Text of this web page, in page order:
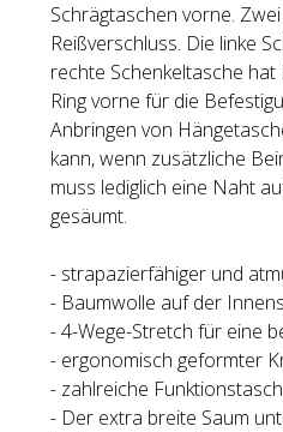
Schrägtaschen vorne.
Reißverschluss. Die linke
rechte Schenkeltasche
Ring vorne für die
Anbringen von
kann, wenn zusätzliche
muss lediglich eine Naht
gesäumt.
- strapazierfähiger und
- Baumwolle auf der
- 4-Wege-Stretch für eine
- ergonomisch geformter
- zahlreiche
- Der extra breite Saum